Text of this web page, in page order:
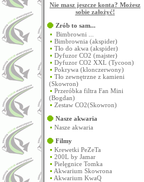
Nie masz jeszcze konta? Możesz
sobie założyć!
Zrób to sam...
Bimbrowni ...
Bimbrownia (akspider)
Tło do akwa (akspider)
Dyfuzor CO2 (majster)
Dyfuzor CO2 XXL (Tycoon)
Pokrywa (klonczerwony)
Tło zewnętrzne z kamieni
(Skowron)
Przeróbka filtra Fan Mini
(Bogdan)
Zestaw CO2(Skowron)
Nasze akwaria
Nasze akwaria
Filmy
Krewetki PeZeTa
200L by Jamar
Pielęgnice Tomka
Akwarium Skowrona
Akwarium KwaQ